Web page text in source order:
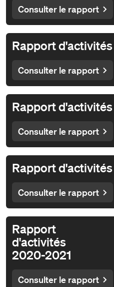
Consulter le rapport
Rapport
Consulter le rapport
Rapport
Consulter le rapport
Rapport
Consulter le rapport
Rapport
d'activités
2020-2021
Consulter le rapport